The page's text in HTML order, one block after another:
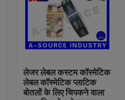
लेजर लेबल कस्टम कॉस्मेटिक
लेबल कॉस्मेटिक प्लाटिक
बोतलों के लिए चिपकने वाला